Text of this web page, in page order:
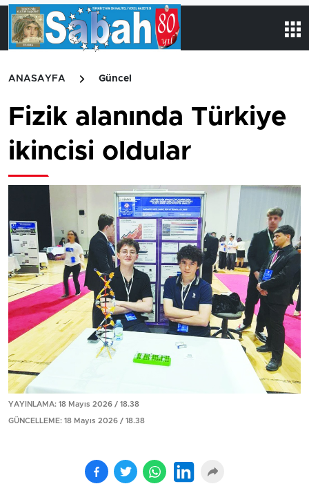
ANASAYFA Güncel
Fizik alanında Türkiye
ikincisi oldular
YAYINLAMA: 18 Mayıs 2026 / 18.38
GÜNCELLEME: 18 Mayıs 2026 / 18.38